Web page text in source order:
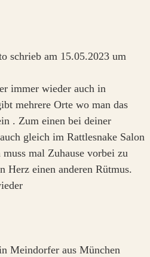
schrieb am 15.05.2023 um
immer wieder auch in
mehrere Orte wo man das
. Zum einen bei deiner
gleich im Rattlesnake Salon
mal Zuhause vorbei zu
Herz einen anderen Rütmus.
Meindorfer aus München